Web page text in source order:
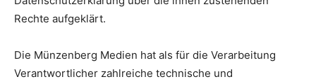
Rechte aufgeklärt.
Die Münzenberg Medien hat als für die Verarbeitung
Verantwortlicher zahlreiche technische und